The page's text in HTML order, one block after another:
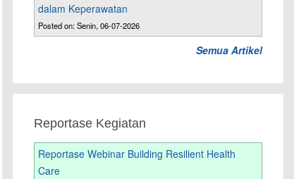
dalam Keperawatan
Posted on: Senin, 06-07-2026
Semua Artikel
Reportase Kegiatan
Reportase Webinar Building Resilient Health
Care